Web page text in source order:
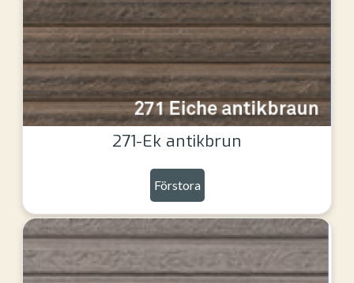
271-Ek antikbrun
Förstora